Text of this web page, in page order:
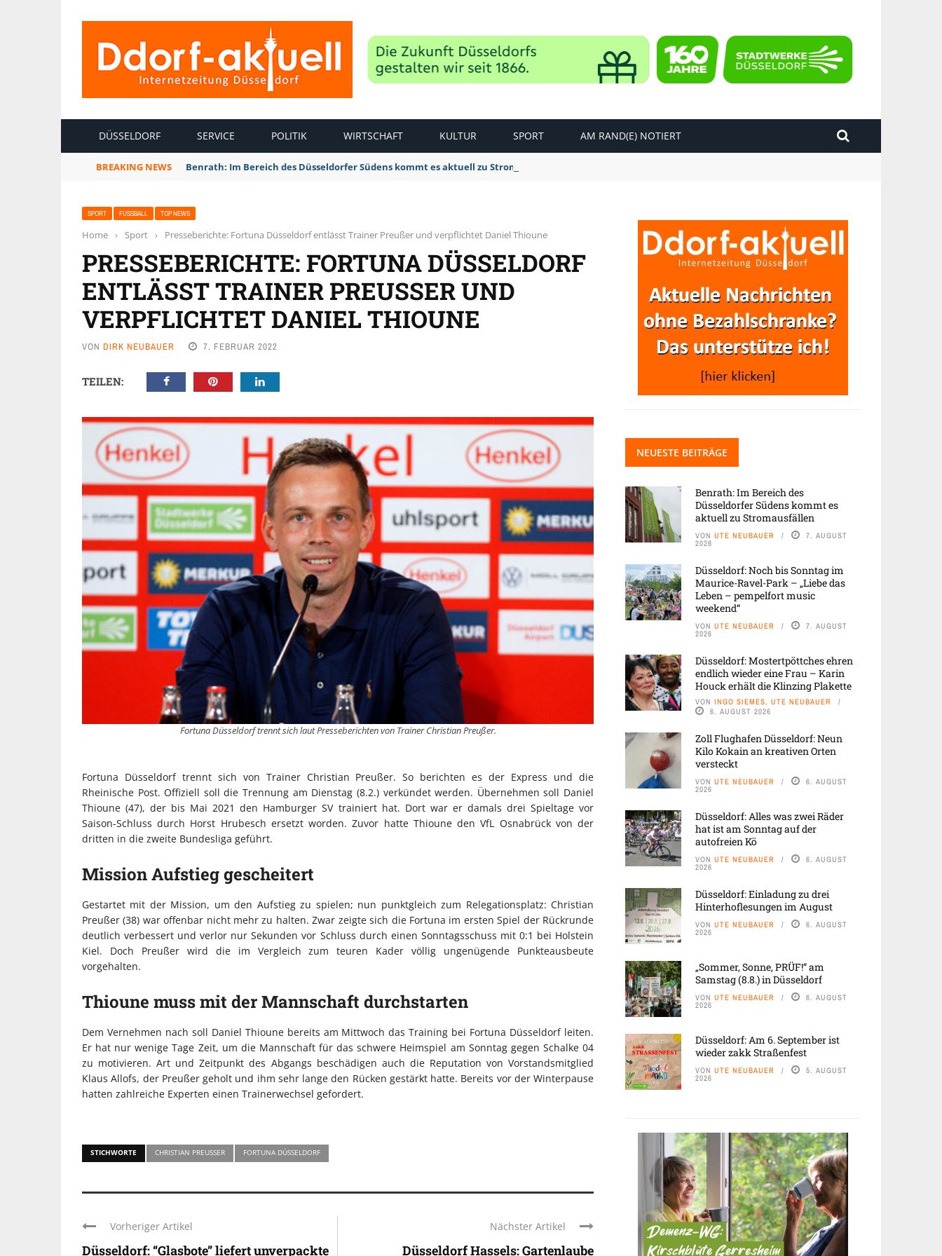
DÜSSELDORF SERVICE POLITIK WIRTSCHAFT KULTUR SPORT AM RAND(E) NOTIERT
BREAKING NEWS Benrath: Im Bereich des Düsseldorfer Südens kommt es aktuell zu Stromausfällen
SPORT FUSSBALL TOP NEWS
Home › Sport › Presseberichte: Fortuna Düsseldorf entlässt Trainer Preußer und verpflichtet Daniel Thioune
PRESSEBERICHTE: FORTUNA DÜSSELDORF
ENTLÄSST TRAINER PREUSSER UND V
ERPFLICHTET DANIEL THIOUNE
VON DIRK NEUBAUER 7. FEBRUAR 2022
TEILEN:
Fortuna Düsseldorf trennt sich laut Presseberichten von Trainer Christian Preußer.
Fortuna Düsseldorf trennt sich von Trainer Christian Preußer. So berichten es der Express und die
Rheinische Post. Offiziell soll die Trennung am Dienstag (8.2.) verkündet werden. Übernehmen soll Daniel
Thioune (47), der bis Mai 2021 den Hamburger SV trainiert hat. Dort war er damals drei Spieltage vor
Saison-Schluss durch Horst Hrubesch ersetzt worden. Zuvor hatte Thioune den VfL Osnabrück von der
dritten in die zweite Bundesliga geführt.
Mission Aufstieg gescheitert
Gestartet mit der Mission, um den Aufstieg zu spielen; nun punktgleich zum Relegationsplatz: Christian
Preußer (38) war offenbar nicht mehr zu halten. Zwar zeigte sich die Fortuna im ersten Spiel der Rückrunde
deutlich verbessert und verlor nur Sekunden vor Schluss durch einen Sonntagsschuss mit 0:1 bei Holstein
Kiel. Doch Preußer wird die im Vergleich zum teuren Kader völlig ungenügende Punkteausbeute
vorgehalten.
Thioune muss mit der Mannschaft durchstarten
Dem Vernehmen nach soll Daniel Thioune bereits am Mittwoch das Training bei Fortuna Düsseldorf leiten.
Er hat nur wenige Tage Zeit, um die Mannschaft für das schwere Heimspiel am Sonntag gegen Schalke 04
zu motivieren. Art und Zeitpunkt des Abgangs beschädigen auch die Reputation von Vorstandsmitglied
Klaus Allofs, der Preußer geholt und ihm sehr lange den Rücken gestärkt hatte. Bereits vor der Winterpause
hatten zahlreiche Experten einen Trainerwechsel gefordert.
STICHWORTE CHRISTIAN PREUSSER FORTUNA DÜSSELDORF
Vorheriger Artikel
Düsseldorf: “Glasbote” liefert unverpackte
Nächster Artikel
Düsseldorf Hassels: Gartenlaube
NEUESTE BEITRÄGE
Benrath: Im Bereich des
Düsseldorfer Südens kommt es
aktuell zu Stromausfällen
VON UTE NEUBAUER 7. AUGUST
2026
Düsseldorf: Noch bis Sonntag im
Maurice-Ravel-Park – „Liebe das
Leben – pempelfort music
weekend“
VON UTE NEUBAUER 7. AUGUST
2026
Düsseldorf: Mostertpöttches ehren
endlich wieder eine Frau – Karin
Houck erhält die Klinzing Plakette
VON INGO SIEMES, UTE NEUBAUER
6. AUGUST 2026
Zoll Flughafen Düsseldorf: Neun
Kilo Kokain an kreativen Orten
versteckt
VON UTE NEUBAUER 6. AUGUST
2026
Düsseldorf: Alles was zwei Räder
hat ist am Sonntag auf der
autofreien Kö
VON UTE NEUBAUER 6. AUGUST
2026
Düsseldorf: Einladung zu drei
Hinterhoflesungen im August
VON UTE NEUBAUER 6. AUGUST
2026
„Sommer, Sonne, PRÜF!“ am
Samstag (8.8.) in Düsseldorf
VON UTE NEUBAUER 6. AUGUST
2026
Düsseldorf: Am 6. September ist
wieder zakk Straßenfest
VON UTE NEUBAUER 5. AUGUST
2026